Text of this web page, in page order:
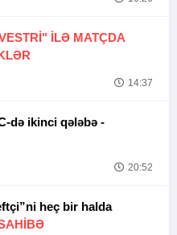
İLƏ MATÇDA
14:37
Tofiq Musayevdən UFC-də ikinci qələbə -
20:52
heç bir halda